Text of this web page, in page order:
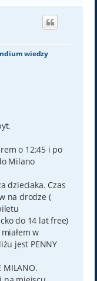
g
wiedzy
o 12:45 i po
Milano
dzieciaka. Czas
na drodze (
do 14 lat free)
w
jest PENNY
MILANO.